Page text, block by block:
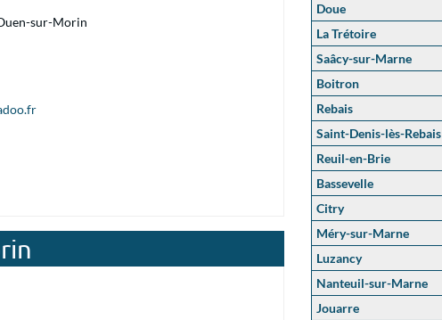
sur-Morin
Doue
La Trétoire
Saâcy-sur-Marne
Boitron
Rebais
Saint-Denis-lès-Rebais
Reuil-en-Brie
Bassevelle
Citry
Méry-sur-Marne
Luzancy
Nanteuil-sur-Marne
Jouarre